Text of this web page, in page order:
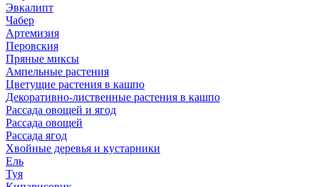
Эвкалипт
Чабер
Артемизия
Перовския
Пряные миксы
Ампельные растения
Цветущие растения в кашпо
Декоративно-лиственные растения в кашпо
Рассада овощей и ягод
Рассада овощей
Рассада ягод
Хвойные деревья и кустарники
Ель
Туя